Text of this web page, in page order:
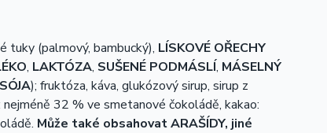
tuky (palmový, bambucký), LÍSKOVÉ OŘECHY
, LAKTÓZA, SUŠENÉ PODMÁSLÍ, MÁSELNÝ
); fruktóza, káva, glukózový sirup, sirup z
32 % ve smetanové čokoládě, kakao:
Může také obsahovat ARAŠÍDY, jiné